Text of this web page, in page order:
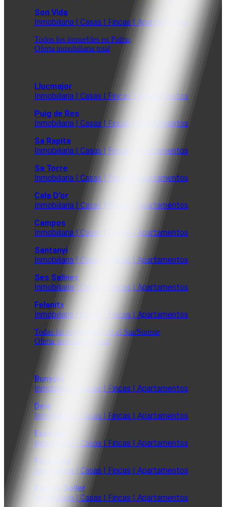
Son Vida
Inmobiliaria | Casas | Fincas | Apartamentos
Todos los inmuebles en Palma
Oferta inmobiliaria total
Llucmajor
Inmobiliaria | Casas | Fincas | Apartamentos
Puig de Ros
Inmobiliaria | Casas | Fincas | Apartamentos
Sa Rapita
Inmobiliaria | Casas | Fincas | Apartamentos
Sa Torre
Inmobiliaria | Casas | Fincas | Apartamentos
Cala D'or
Inmobiliaria | Casas | Fincas | Apartamentos
Campos
Inmobiliaria | Casas | Fincas | Apartamentos
Santanyi
Inmobiliaria | Casas | Fincas | Apartamentos
Ses Salines
Inmobiliaria | Casas | Fincas | Apartamentos
Felanitx
Inmobiliaria | Casas | Fincas | Apartamentos
Todas las propiedades en el Sur/Sureste
Oferta inmobiliaria total
Bunyola
Inmobiliaria | Casas | Fincas | Apartamentos
Deia
Inmobiliaria | Casas | Fincas | Apartamentos
Esporles
Inmobiliaria | Casas | Fincas | Apartamentos
Fornalutx
Inmobiliaria | Casas | Fincas | Apartamentos
Puerto Soller
Inmobiliaria | Casas | Fincas | Apartamentos